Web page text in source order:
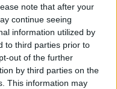
note that after your
continue seeing
information utilized by
to third parties prior to
out of the further
by third parties on the
This information may
Darbo partija
darbuotojai buvo
buhalterijos